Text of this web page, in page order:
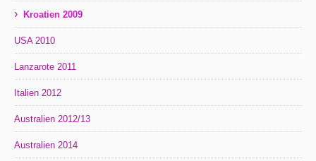
› Kroatien 2009
USA 2010
Lanzarote 2011
Italien 2012
Australien 2012/13
Australien 2014